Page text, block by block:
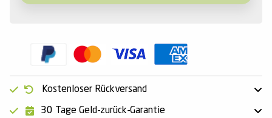
Kostenloser Rückversand
30 Tage Geld-zurück-Garantie